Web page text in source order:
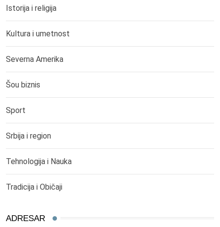
Istorija i religija
Kultura i umetnost
Severna Amerika
Šou biznis
Sport
Srbija i region
Tehnologija i Nauka
Tradicija i Običaji
ADRESAR